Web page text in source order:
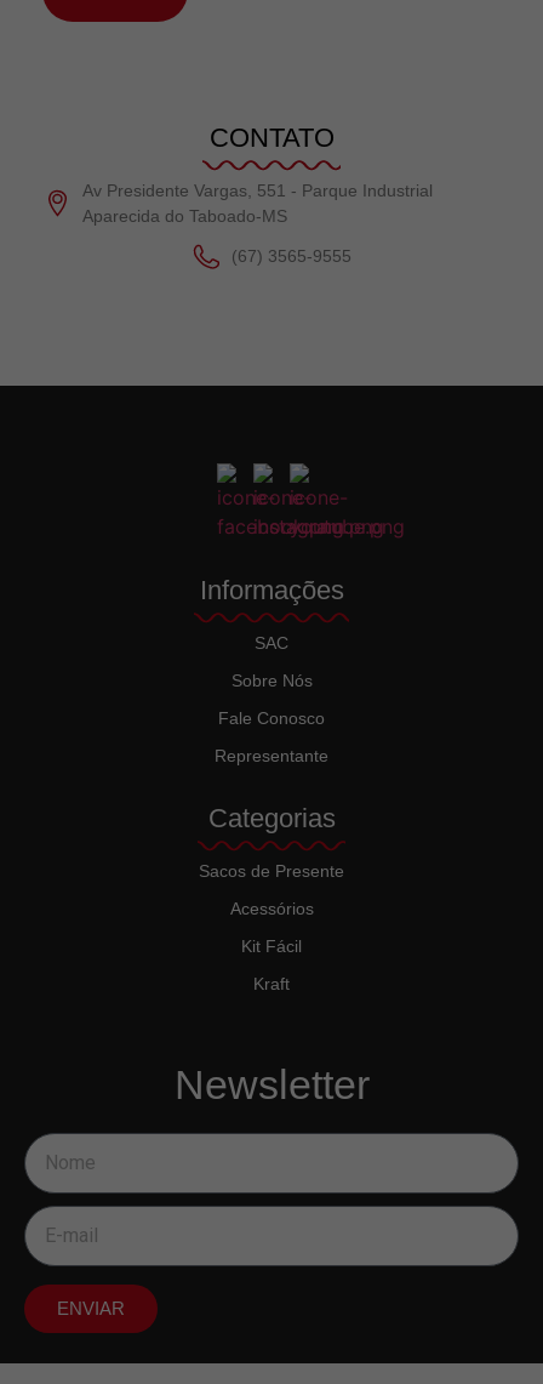
CONTATO
Av Presidente Vargas, 551 - Parque Industrial
Aparecida do Taboado-MS
(67) 3565-9555
Informações
SAC
Sobre Nós
Fale Conosco
Representante
Categorias
Sacos de Presente
Acessórios
Kit Fácil
Kraft
Newsletter
ENVIAR